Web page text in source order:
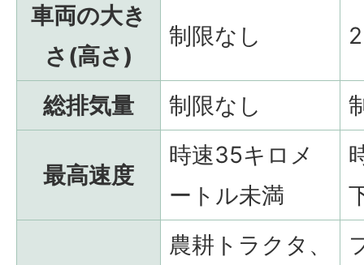
車両の大き
さ(高さ)
制限なし
総排気量 制限なし
最高速度
時速35キロメ
ートル未満
農耕トラクタ、